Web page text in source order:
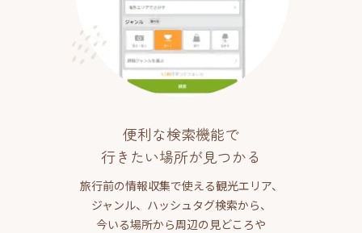
便利な検索機能で
行きたい場所が見つかる
旅行前の情報収集で使える観光エリア、
ジャンル、ハッシュタグ検索から、
今いる場所から周辺の見どころや